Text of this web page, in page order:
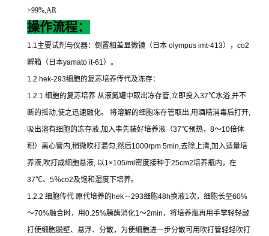
>99%,AR
操作流程：
1.1主要试剂与仪器：倒置相差显微镜（日本 olympus imt-413）， co2
孵箱（日本yamato it-61）。
1.2 hek-293细胞的复苏培养传代及冻存：
1.2.1 细胞的复苏培养 从液氮罐中取出冻存管,立即投入37℃水浴,并不
断的摇动,使之迅速融化。 将溶解的细胞冻存管取出,用酒精消毒后打开,
吸出溶有细胞的冻存液,加入事先装好培养液（37℃预热， 8～10倍体
积）离心管内,稍微吹打混匀,然后1000rpm 5min,去除上清,加入适量培
养液,吹打成细胞悬液, 以1×105/ml 密度接种于25cm2培养瓶内，在
37℃、 5％co2及饱和湿度下培养。
1.2.2 细胞传代 原代培养的hek－293细胞48h换液1次，细胞长至60%
～70%融合时，用0.25%胰酶消化1～2min ，将培养瓶再用手掌轻轻敲
打使细胞脱壁、悬浮、分散，为使细胞进一步分散可用吹打管轻轻吹打